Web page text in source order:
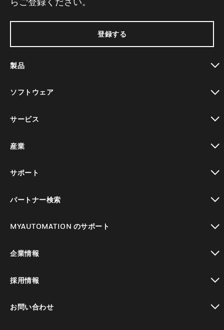
登録する
製品
ソフトウェア
サービス
産業
サポート
パートナー検索
MYAUTOMATION のサポート
企業情報
採用情報
お問い合わせ